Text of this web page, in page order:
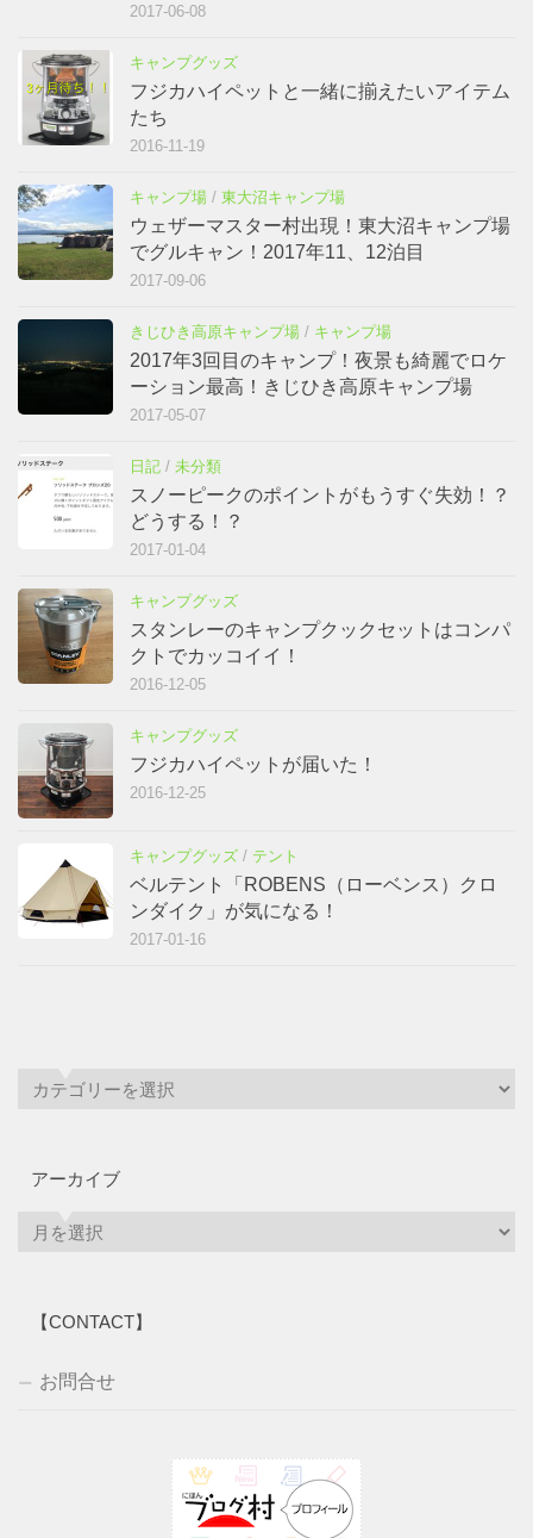
2017-06-08
キャンプグッズ
フジカハイペットと一緒に揃えたいアイテム
たち
2016-11-19
キャンプ場 / 東大沼キャンプ場
ウェザーマスター村出現！東大沼キャンプ場
でグルキャン！2017年11、12泊目
2017-09-06
きじひき高原キャンプ場 / キャンプ場
2017年3回目のキャンプ！夜景も綺麗でロケ
ーション最高！きじひき高原キャンプ場
2017-05-07
日記 / 未分類
スノーピークのポイントがもうすぐ失効！？
どうする！？
2017-01-04
キャンプグッズ
スタンレーのキャンプクックセットはコンパ
クトでカッコイイ！
2016-12-05
キャンプグッズ
フジカハイペットが届いた！
2016-12-25
キャンプグッズ / テント
ベルテント「ROBENS（ローベンス）クロ
ンダイク」が気になる！
2017-01-16
アーカイブ
【CONTACT】
お問合せ